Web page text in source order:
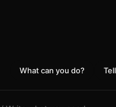
What can you do?